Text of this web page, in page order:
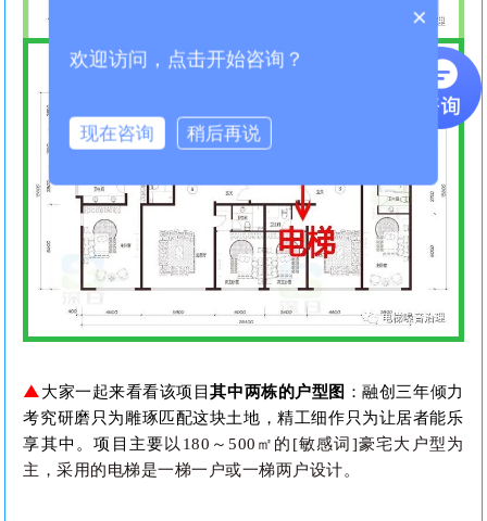
▲ 大家一起来看看该项目其中两栋的户型图 ：融创三年倾力
考究研磨只为雕琢匹配这块土地，精工细作只为让居者能乐
享其中。项目主要以180～500㎡的 [敏感词]豪宅大户型为
主 ，采用的电梯是一梯一户或一梯两户设计。
×
欢迎访问，点击开始咨询？
现在咨询 稍后再说